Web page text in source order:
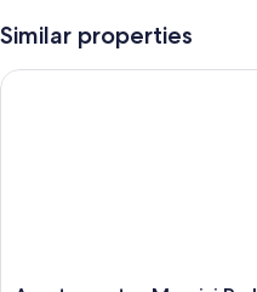
Similar properties
Apartamentos Maurici Park